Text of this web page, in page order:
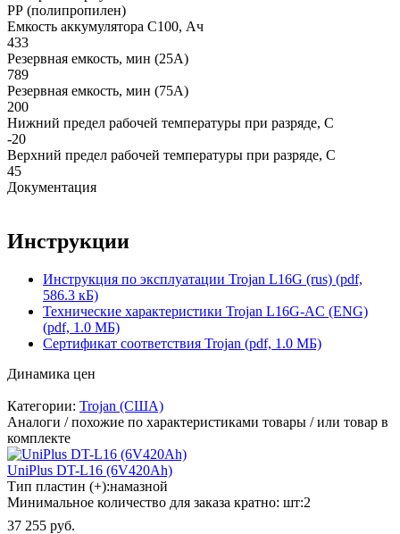
РР (полипропилен)
Емкость аккумулятора С100, Ач
433
Резервная емкость, мин (25А)
789
Резервная емкость, мин (75А)
200
Нижний предел рабочей температуры при разряде, С
-20
Верхний предел рабочей температуры при разряде, С
45
Документация
Инструкции
Инструкция по эксплуатации Trojan L16G (rus) (pdf,
586.3 кБ)
Технические характеристики Trojan L16G-AC (ENG)
(pdf, 1.0 МБ)
Сертификат соответствия Trojan (pdf, 1.0 МБ)
Динамика цен
Категории: Trojan (США)
Аналоги / похожие по характеристиками товары / или товар в
комплекте
UniPlus DT-L16 (6V420Ah)
Тип пластин (+):намазной
Минимальное количество для заказа кратно: шт:2
37 255 руб.